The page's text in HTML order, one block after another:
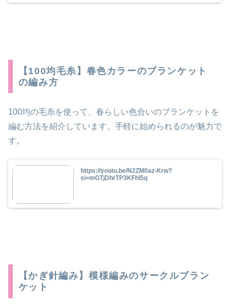
【100均毛糸】春色カラーのブランケット
の編み方
100均の毛糸を使って、春らしい色合いのブランケットを
編む方法を紹介しています。手軽に始められるのが魅力で
す。
https://youtu.be/N2ZM0az-Krw?
si=mGTjDhrTP3KFhl5q
【かぎ針編み】模様編みのサークルブラン
ケット